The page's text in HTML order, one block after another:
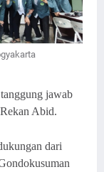
jawab
Abid.
dari